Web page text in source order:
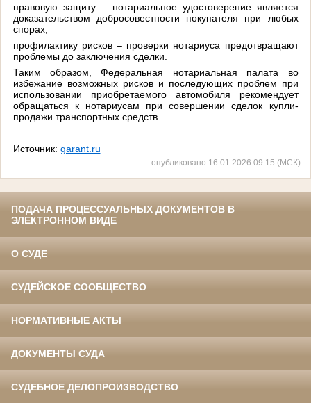
правовую защиту – нотариальное удостоверение является
доказательством добросовестности покупателя при любых
спорах;
профилактику рисков – проверки нотариуса предотвращают
проблемы до заключения сделки.
Таким образом, Федеральная нотариальная палата во
избежание возможных рисков и последующих проблем при
использовании приобретаемого автомобиля рекомендует
обращаться к нотариусам при совершении сделок купли-
продажи транспортных средств.
Источник: garant.ru
опубликовано 16.01.2026 09:15 (МСК)
ПОДАЧА ПРОЦЕССУАЛЬНЫХ ДОКУМЕНТОВ В
ЭЛЕКТРОННОМ ВИДЕ
О СУДЕ
СУДЕЙСКОЕ СООБЩЕСТВО
НОРМАТИВНЫЕ АКТЫ
ДОКУМЕНТЫ СУДА
СУДЕБНОЕ ДЕЛОПРОИЗВОДСТВО